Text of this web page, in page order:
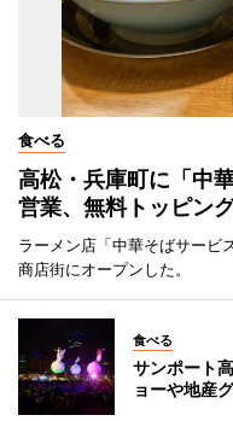
食べる
高松・兵庫町に「中
営業、無料トッピン
ラーメン店「中華そばサービ
商店街にオープンした。
食べる
サンポート
ョーや地産